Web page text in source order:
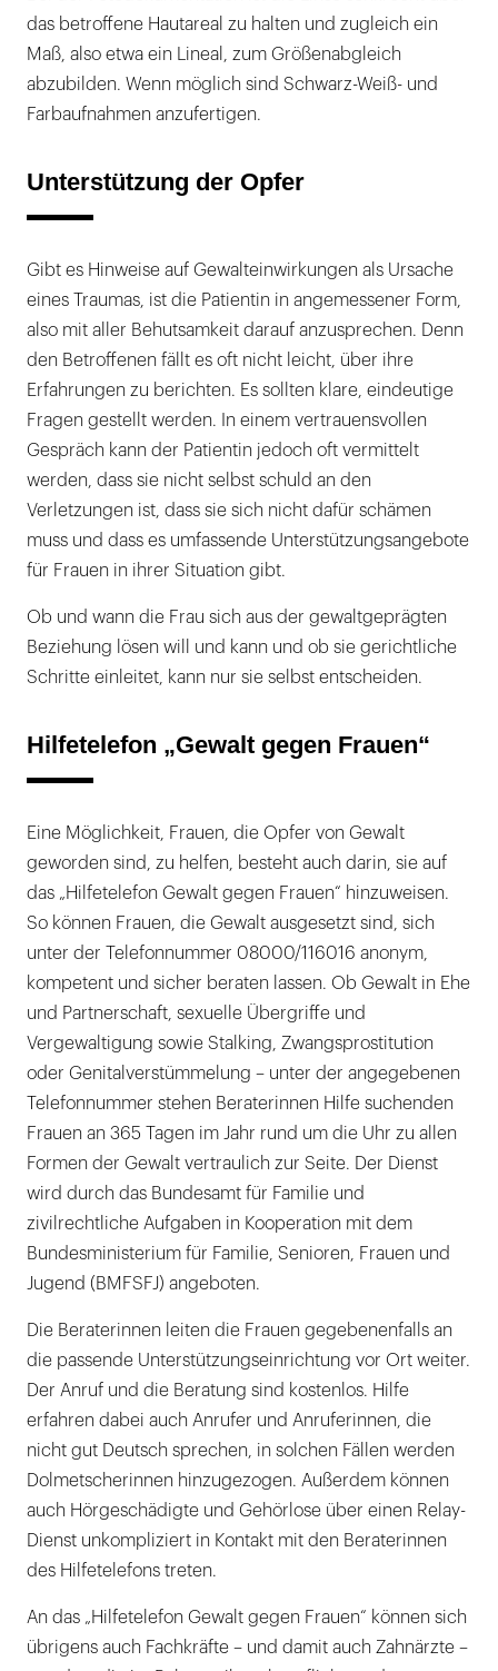
das betroffene Hautareal zu halten und zugleich ein
Maß, also etwa ein Lineal, zum Größenabgleich
abzubilden. Wenn möglich sind Schwarz-Weiß- und
Farbaufnahmen anzufertigen.
Unterstützung der Opfer
Gibt es Hinweise auf Gewalteinwirkungen als Ursache
eines Traumas, ist die Patientin in angemessener Form,
also mit aller Behutsamkeit darauf anzusprechen. Denn
den Betroffenen fällt es oft nicht leicht, über ihre
Erfahrungen zu berichten. Es sollten klare, eindeutige
Fragen gestellt werden. In einem vertrauensvollen
Gespräch kann der Patientin jedoch oft vermittelt
werden, dass sie nicht selbst schuld an den
Verletzungen ist, dass sie sich nicht dafür schämen
muss und dass es umfassende Unterstützungsangebote
für Frauen in ihrer Situation gibt.
Ob und wann die Frau sich aus der gewaltgeprägten
Beziehung lösen will und kann und ob sie gerichtliche
Schritte einleitet, kann nur sie selbst entscheiden.
Hilfetelefon „Gewalt gegen Frauen“
Eine Möglichkeit, Frauen, die Opfer von Gewalt
geworden sind, zu helfen, besteht auch darin, sie auf
das „Hilfetelefon Gewalt gegen Frauen“ hinzuweisen.
So können Frauen, die Gewalt ausgesetzt sind, sich
unter der Telefonnummer 08000/116016 anonym,
kompetent und sicher beraten lassen. Ob Gewalt in Ehe
und Partnerschaft, sexuelle Übergriffe und
Vergewaltigung sowie Stalking, Zwangsprostitution
oder Genitalverstümmelung – unter der angegebenen
Telefonnummer stehen Beraterinnen Hilfe suchenden
Frauen an 365 Tagen im Jahr rund um die Uhr zu allen
Formen der Gewalt vertraulich zur Seite. Der Dienst
wird durch das Bundesamt für Familie und
zivilrechtliche Aufgaben in Kooperation mit dem
Bundesministerium für Familie, Senioren, Frauen und
Jugend (BMFSFJ) angeboten.
Die Beraterinnen leiten die Frauen gegebenenfalls an
die passende Unterstützungseinrichtung vor Ort weiter.
Der Anruf und die Beratung sind kostenlos. Hilfe
erfahren dabei auch Anrufer und Anruferinnen, die
nicht gut Deutsch sprechen, in solchen Fällen werden
Dolmetscherinnen hinzugezogen. Außerdem können
auch Hörgeschädigte und Gehörlose über einen Relay-
Dienst unkompliziert in Kontakt mit den Beraterinnen
des Hilfetelefons treten.
An das „Hilfetelefon Gewalt gegen Frauen“ können sich
übrigens auch Fachkräfte – und damit auch Zahnärzte –